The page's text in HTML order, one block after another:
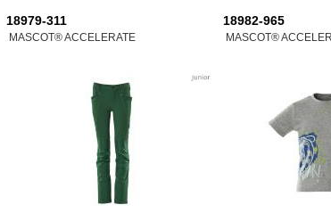
18979-311
MASCOT® ACCELERATE
18982-965
MASCOT®